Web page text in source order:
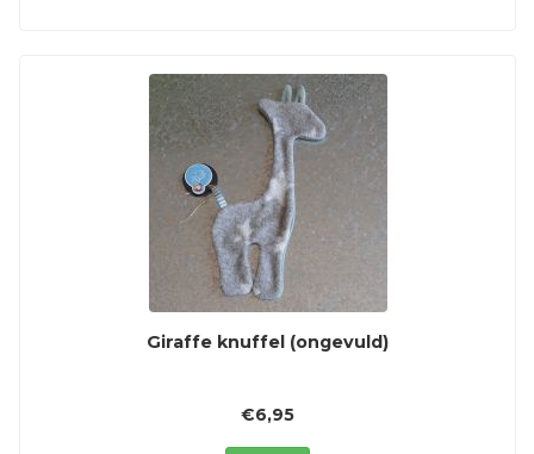
Giraffe knuffel (ongevuld)
€6,95